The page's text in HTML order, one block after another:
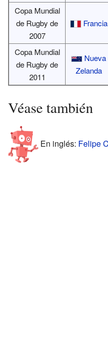
Copa Mundial
de Rugby de
2007
Francia
Copa Mundial
de Rugby de
2011
Nueva
Zelanda
Véase también
En inglés: Felipe